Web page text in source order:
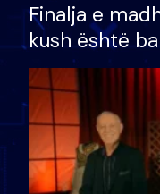
Finalja e
kush është
shtëpinë dhe
të fituar